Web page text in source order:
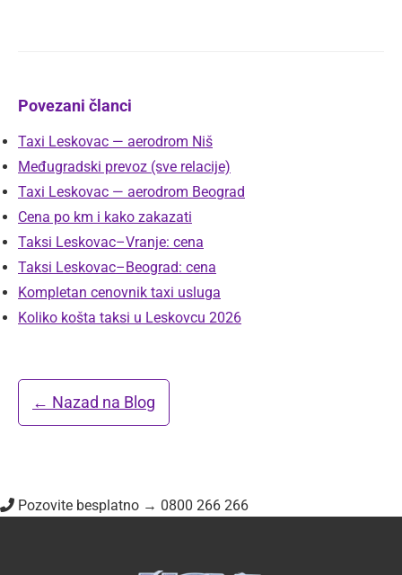
Povezani članci
Taxi Leskovac — aerodrom Niš
Međugradski prevoz (sve relacije)
Taxi Leskovac — aerodrom Beograd
Cena po km i kako zakazati
Taksi Leskovac–Vranje: cena
Taksi Leskovac–Beograd: cena
Kompletan cenovnik taxi usluga
Koliko košta taksi u Leskovcu 2026
← Nazad na Blog
Pozovite besplatno → 0800 266 266